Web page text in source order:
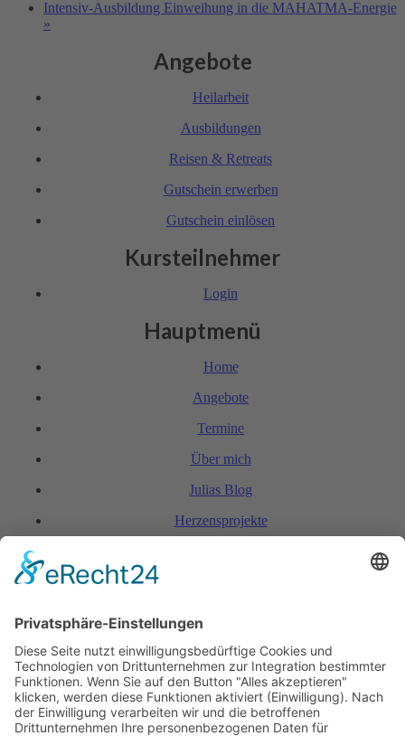
Intensiv-Ausbildung Einweihung in die MAHATMA-Energie
»
Angebote
Heil­arbeit
Ausbil­dungen
Reisen & Retreats
Gutschein erwerben
Gutschein einlösen
Kursteilnehmer
Login
Hauptmenü
Home
Angebote
Termine
Über mich
Julias Blog
Herzensprojekte
Rechtliches
Hinweis zur Heilarbeit
Daten­schutz­er­klärung
Impressum